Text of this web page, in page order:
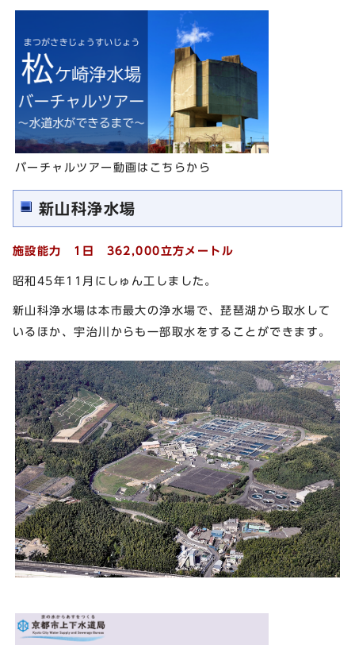
バーチャルツアー動画はこちらから
新山科浄水場
施設能力 1日 362,000立方メートル
昭和45年11月にしゅん工しました。
新山科浄水場は本市最大の浄水場で、琵琶湖から取水して
いるほか、宇治川からも一部取水をすることができます。